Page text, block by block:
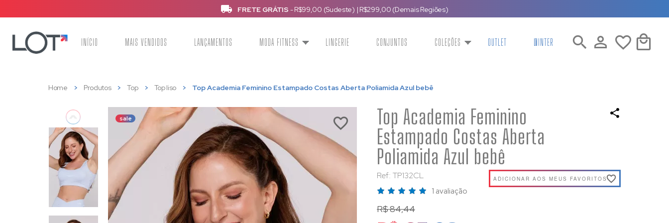
FRETE GRÁTIS - R$99,00 (Sudeste) | R$299,00 (Demais Regiões)
INÍCIO MAIS VENDIDOS LANÇAMENTOS MODA FITNESS LINGERIE CONJUNTOS COLEÇÕES OUTLET WINTER
Home Produtos Top Top liso Top Academia Feminino Estampado Costas Aberta Poliamida Azul bebê
sale
Top Academia Feminino
Estampado Costas Aberta
Poliamida Azul bebê
Ref: TP132CL
1 avaliação
ADICIONAR AOS MEUS FAVORITOS
R$ 84,44